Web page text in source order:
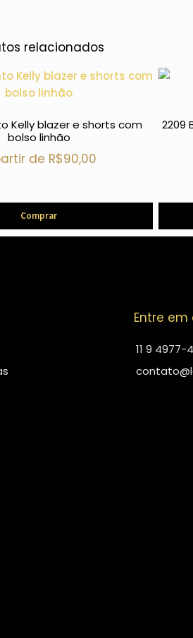
relacionados
Kelly blazer e shorts com
bolso linhão
de R$90,00
Comprar
2209
Entre
11 9 4977-